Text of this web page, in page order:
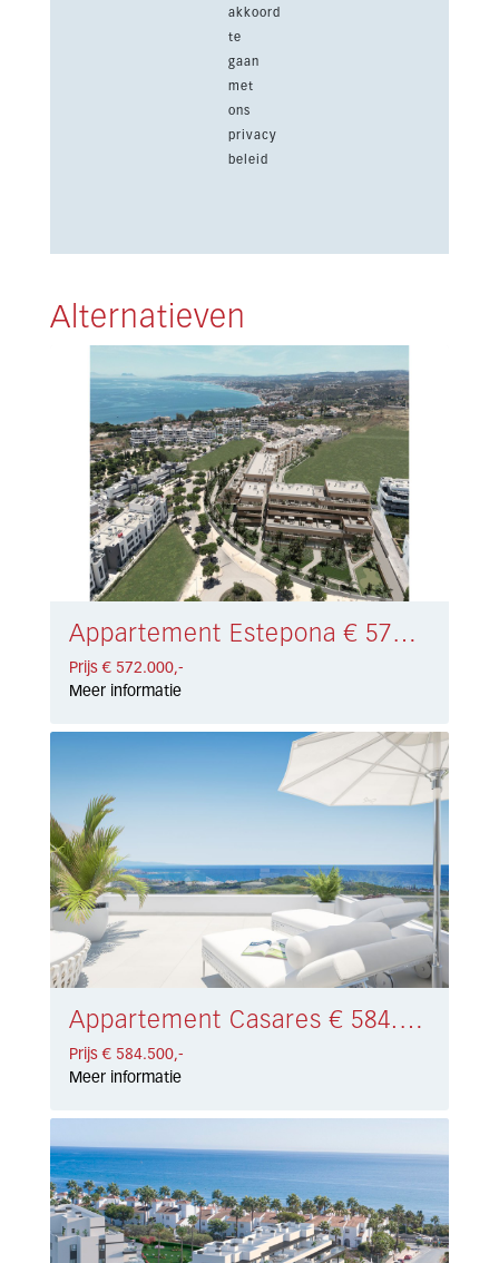
akkoord
te
gaan
met
ons
privacy
beleid
Alternatieven
Appartement Estepona € 572.000,-
Prijs € 572.000,-
Meer informatie
Appartement Casares € 584.500,-
Prijs € 584.500,-
Meer informatie